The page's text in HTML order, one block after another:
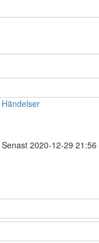
Händelser
Senast 2020-12-29 21:56